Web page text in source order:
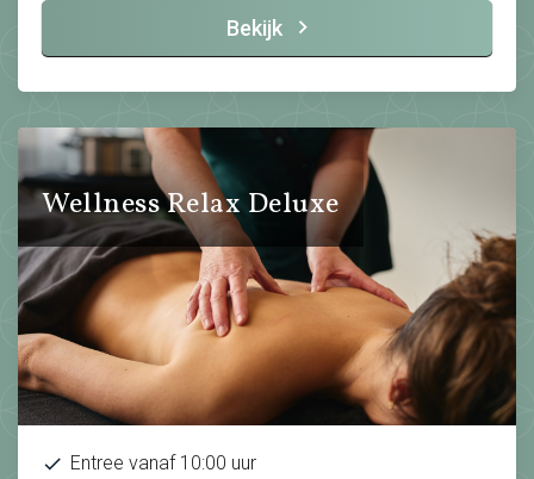
Bekijk
Wellness Relax Deluxe
Entree vanaf 10:00 uur